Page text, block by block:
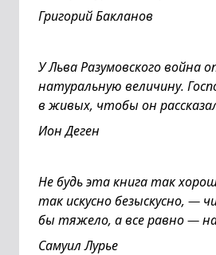
Григорий Бакланов
У Льва Разумовского война
натуральную величину.
в живых, чтобы он
Ион Деген
Не будь эта книга так
так искусно безыскусно, —
бы тяжело, а все равно —
Самуил Лурье